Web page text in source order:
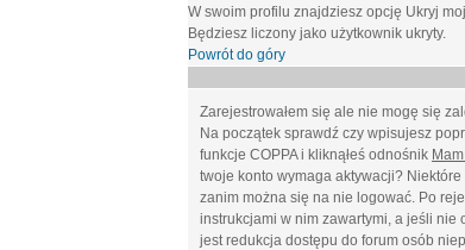
W swoim profilu znajdziesz opcję Ukryj
Będziesz liczony jako użytkownik ukryty.
Powrót do góry
Zarejestrowałem się ale nie mogę się
Na początek sprawdź czy wpisujesz
funkcje COPPA i kliknąłeś odnośnik
twoje konto wymaga aktywacji?
zanim można się na nie logować. Po
instrukcjami w nim zawartymi, a jeśli nie
jest redukcja dostępu do forum osób